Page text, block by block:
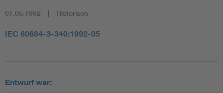
01.05.1992 Historisch
IEC 60684-3-340:1992-05
Entwurf war: